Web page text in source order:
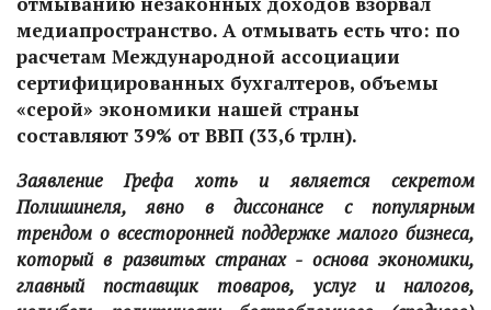
медиапространство. А отмывать есть что: по
расчетам Международной ассоциации
сертифицированных бухгалтеров, объемы
«серой» экономики нашей страны
составляют 39% от ВВП (33,6 трлн).
Заявление Грефа хоть и является секретом
Полишинеля, явно в диссонансе с популярным
трендом о всесторонней поддержке малого бизнеса,
который в развитых странах - основа экономики,
главный поставщик товаров, услуг и налогов,